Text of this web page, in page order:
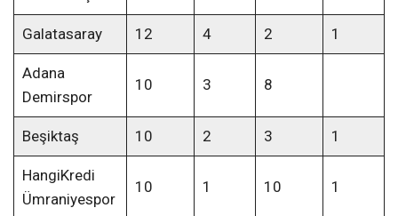
Galatasaray 12 4 2 1
Adana
Demirspor
10 3 8
Beşiktaş 10 2 3 1
HangiKredi
Ümraniyespor
10 1 10 1